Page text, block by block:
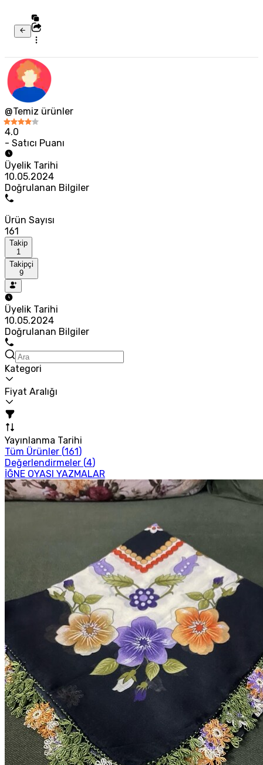
@Temiz ürünler
4.0
- Satıcı Puanı
Üyelik Tarihi
10.05.2024
Doğrulanan Bilgiler
Ürün Sayısı
161
Takip
1
Takipçi
9
Üyelik Tarihi
10.05.2024
Doğrulanan Bilgiler
Kategori
Fiyat Aralığı
Yayınlanma Tarihi
Tüm Ürünler (161)
Değerlendirmeler (4)
İĞNE OYASI YAZMALAR